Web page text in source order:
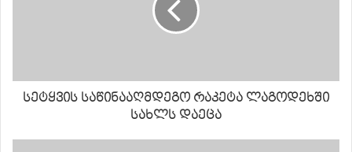
სეტყვის საწინააღმდეგო რაკეტა ლაგოდეხში
სახლს დაეცა